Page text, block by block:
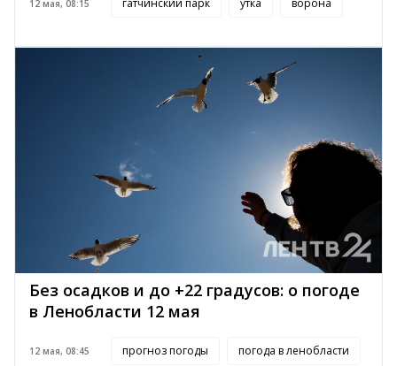
12 мая, 08:15 гатчинский парк утка ворона
Без осадков и до +22 градусов: о погоде
в Ленобласти 12 мая
12 мая, 08:45 прогноз погоды погода в ленобласти